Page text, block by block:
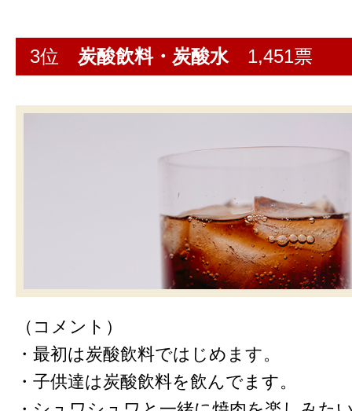
3位 炭酸飲料・炭酸水1,451票
（コメント）
・最初は炭酸飲料ではじめます。
・子供達は炭酸飲料を飲んでます。